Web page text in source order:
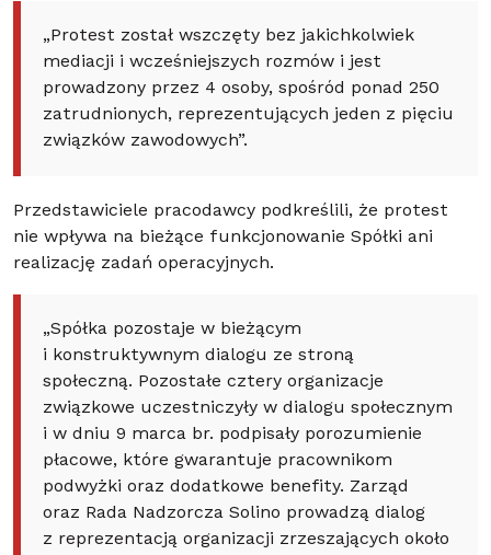
„Protest został wszczęty bez jakichkolwiek
mediacji i wcześniejszych rozmów i jest
prowadzony przez 4 osoby, spośród ponad 250
zatrudnionych, reprezentujących jeden z pięciu
związków zawodowych”.
Przedstawiciele pracodawcy podkreślili, że protest
nie wpływa na bieżące funkcjonowanie Spółki ani
realizację zadań operacyjnych.
„Spółka pozostaje w bieżącym
i konstruktywnym dialogu ze stroną
społeczną. Pozostałe cztery organizacje
związkowe uczestniczyły w dialogu społecznym
i w dniu 9 marca br. podpisały porozumienie
płacowe, które gwarantuje pracownikom
podwyżki oraz dodatkowe benefity. Zarząd
oraz Rada Nadzorcza Solino prowadzą dialog
z reprezentacją organizacji zrzeszających około